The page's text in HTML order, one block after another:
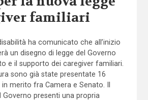
familiari
ha comunicato che all’inizio
un disegno di legge del Governo
e il supporto dei caregiver familiari.
sono già state presentate 16
merito fra Camera e Senato. Il
presenti una propria